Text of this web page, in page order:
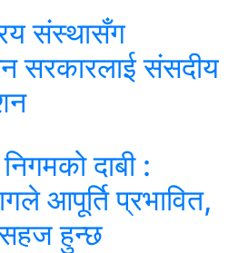
संस्थासँग
सरकारलाई संसदीय
दाबी :
आपूर्ति प्रभावित,
सहज हुन्छ